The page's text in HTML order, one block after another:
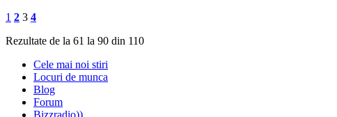
1 2 3 4
Rezultate de la 61 la 90 din 110
Cele mai noi stiri
Locuri de munca
Blog
Forum
Bizzradio))